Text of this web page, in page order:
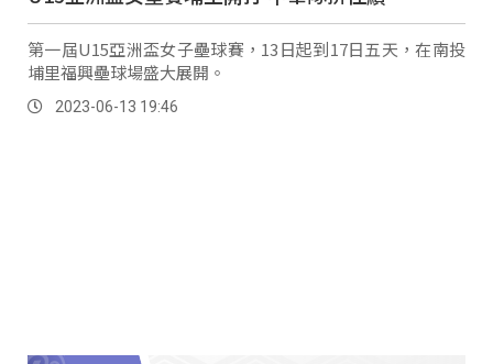
第一屆U15亞洲盃女子壘球賽，13日起到17日五天，在南投
埔里福興壘球場盛大展開。
2023-06-13 19:46